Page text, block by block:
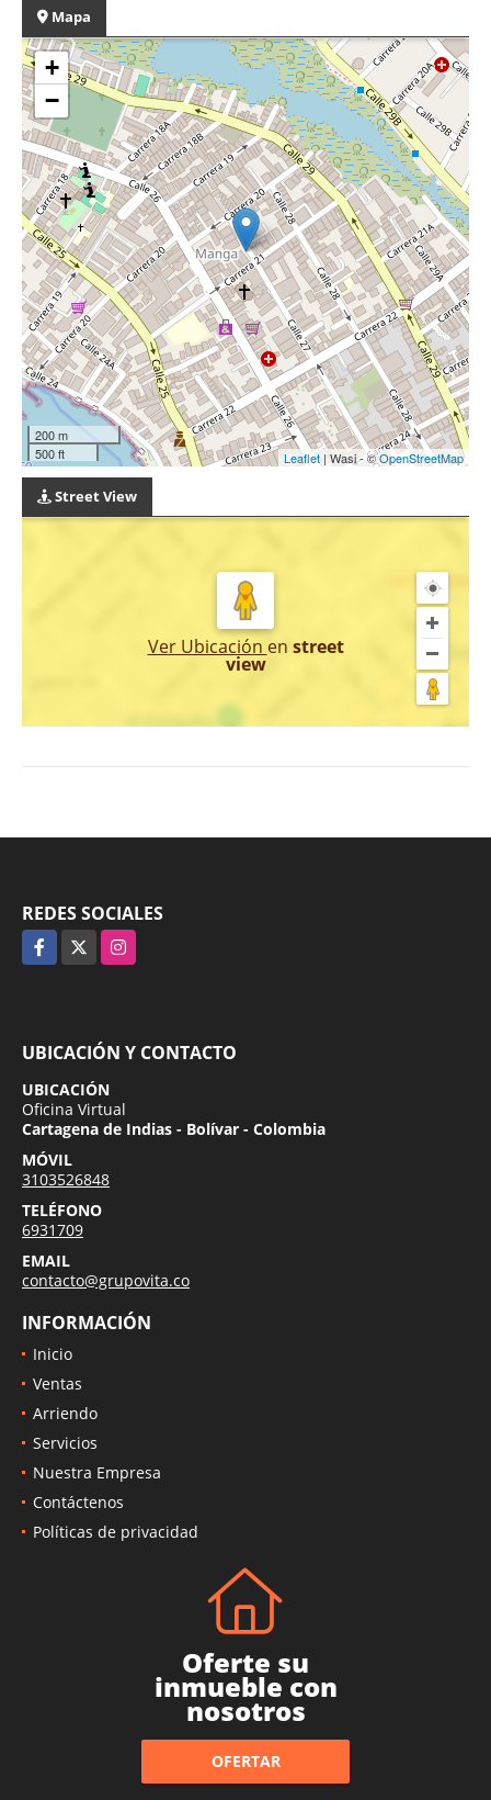
Mapa
+
−
200 m
500 ft
Leaflet | Wasi - ©OpenStreetMap
Street View
Ver Ubicación en street
view
REDES SOCIALES
Facebook Instagram
UBICACIÓN Y CONTACTO
UBICACIÓN
Oficina Virtual
Cartagena de Indias - Bolívar - Colombia
MÓVIL
3103526848
TELÉFONO
6931709
EMAIL
contacto@grupovita.co
INFORMACIÓN
Inicio
Ventas
Arriendo
Servicios
Nuestra Empresa
Contáctenos
Políticas de privacidad
Oferte su
inmueble con
nosotros
OFERTAR